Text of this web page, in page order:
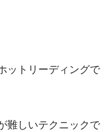
ットリーディングで
難しいテクニックで